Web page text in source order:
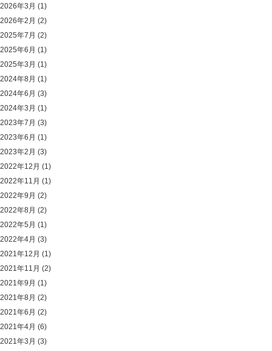
2026年3月 (1)
2026年2月 (2)
2025年7月 (2)
2025年6月 (1)
2025年3月 (1)
2024年8月 (1)
2024年6月 (3)
2024年3月 (1)
2023年7月 (3)
2023年6月 (1)
2023年2月 (3)
2022年12月 (1)
2022年11月 (1)
2022年9月 (2)
2022年8月 (2)
2022年5月 (1)
2022年4月 (3)
2021年12月 (1)
2021年11月 (2)
2021年9月 (1)
2021年8月 (2)
2021年6月 (2)
2021年4月 (6)
2021年3月 (3)